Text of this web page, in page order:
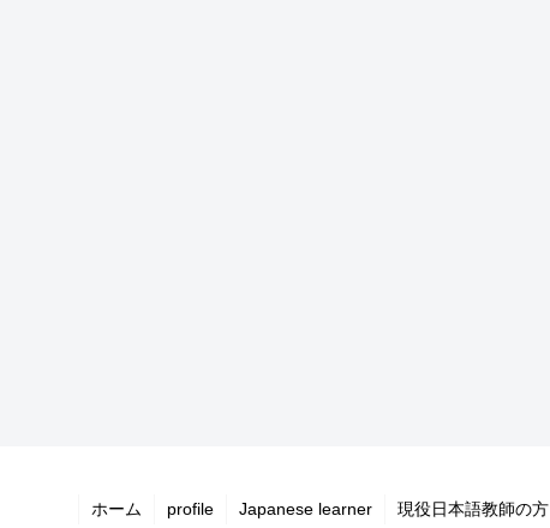
ホーム profile Japanese learner 現役日本語教師の方